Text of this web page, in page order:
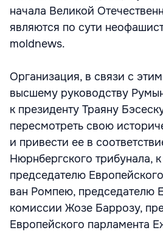
начала Великой
являются по сути
moldnews.
Организация, в связи с
высшему руководству
к президенту Траяну
пересмотреть свою
и привести ее в
Нюрнбергского трибунала,
председателю
ван Ромпею, председателю
комиссии Жозе Баррозу,
Европейского парламента